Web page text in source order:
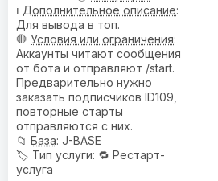
ℹ️ Дополнительное описание:
Для вывода в топ.
🛑 Условия или ограничения:
Аккаунты читают сообщения
от бота и отправляют /start.
Предварительно нужно
заказать подписчиков ID109,
повторные старты
отправляются с них.
📁 База: J-BASE
🏷️ Тип услуги: 🔁 Рестарт-
услуга